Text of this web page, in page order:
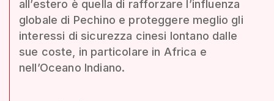
all’estero è quella di rafforzare l’influenza
globale di Pechino e proteggere meglio gli
interessi di sicurezza cinesi lontano dalle
sue coste, in particolare in Africa e
nell’Oceano Indiano.